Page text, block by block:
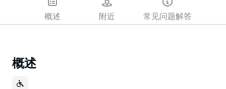
概述 附近 常见问题解答
概述